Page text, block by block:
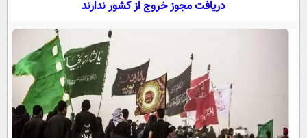
خودرو
اجتماعی
سلامت
یک برش دانایی
محیط زیست
سفر و تفریح
ورزشی
علم و دانش
فناوری و It
علمی
قرآن
گوناگون
دریافت مجوز خروج از کشور ندارند